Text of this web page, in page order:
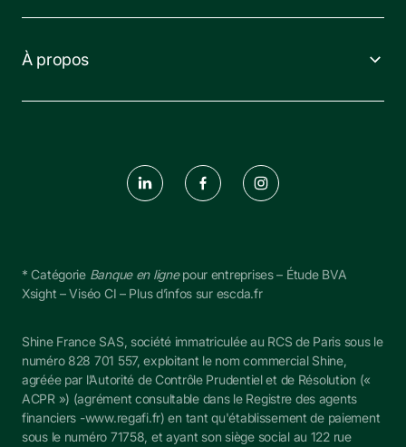
À propos
* Catégorie Banque en ligne pour entreprises – Étude BVA
Xsight – Viséo CI – Plus d’infos sur escda.fr
Shine France SAS, société immatriculée au RCS de Paris sous le
numéro 828 701 557, exploitant le nom commercial Shine,
agréée par l’Autorité de Contrôle Prudentiel et de Résolution («
ACPR ») (agrément consultable dans le Registre des agents
financiers -www.regafi.fr) en tant qu'établissement de paiement
sous le numéro 71758 , et ayant son siège social au 122 rue